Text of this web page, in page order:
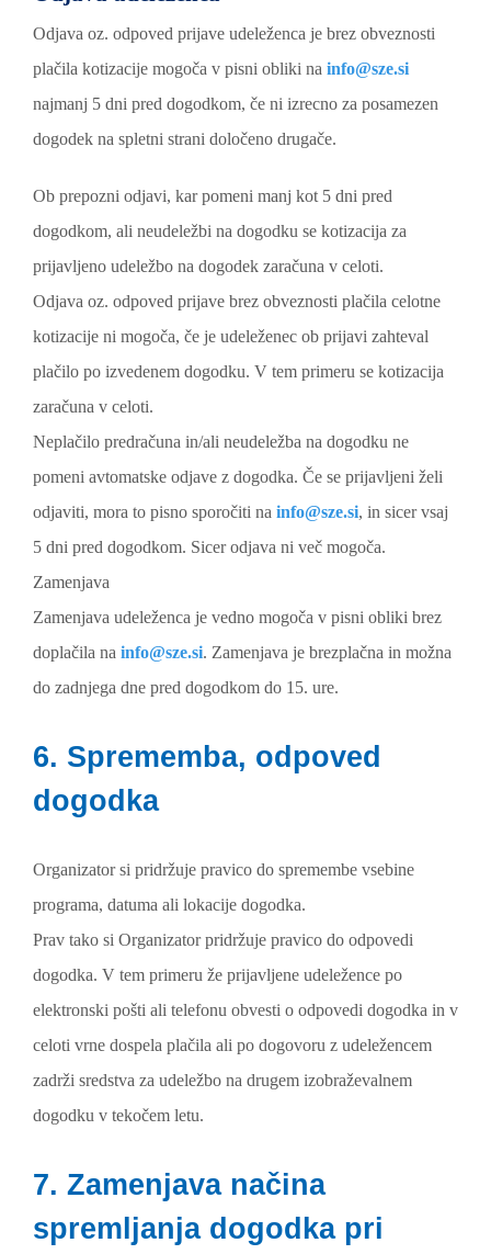
Odjava oz. odpoved prijave udeleženca je brez obveznosti
plačila kotizacije mogoča v pisni obliki na info@sze.si
najmanj 5 dni pred dogodkom, če ni izrecno za posamezen
dogodek na spletni strani določeno drugače.
Ob prepozni odjavi, kar pomeni manj kot 5 dni pred
dogodkom, ali neudeležbi na dogodku se kotizacija za
prijavljeno udeležbo na dogodek zaračuna v celoti.
Odjava oz. odpoved prijave brez obveznosti plačila celotne
kotizacije ni mogoča, če je udeleženec ob prijavi zahteval
plačilo po izvedenem dogodku. V tem primeru se kotizacija
zaračuna v celoti.
Neplačilo predračuna in/ali neudeležba na dogodku ne
pomeni avtomatske odjave z dogodka. Če se prijavljeni želi
odjaviti, mora to pisno sporočiti na info@sze.si, in sicer vsaj
5 dni pred dogodkom. Sicer odjava ni več mogoča.
Zamenjava
Zamenjava udeleženca je vedno mogoča v pisni obliki brez
doplačila na info@sze.si. Zamenjava je brezplačna in možna
do zadnjega dne pred dogodkom do 15. ure.
6. Sprememba, odpoved
dogodka
Organizator si pridržuje pravico do spremembe vsebine
programa, datuma ali lokacije dogodka.
Prav tako si Organizator pridržuje pravico do odpovedi
dogodka. V tem primeru že prijavljene udeležence po
elektronski pošti ali telefonu obvesti o odpovedi dogodka in v
celoti vrne dospela plačila ali po dogovoru z udeležencem
zadrži sredstva za udeležbo na drugem izobraževalnem
dogodku v tekočem letu.
7. Zamenjava načina
spremljanja dogodka pri